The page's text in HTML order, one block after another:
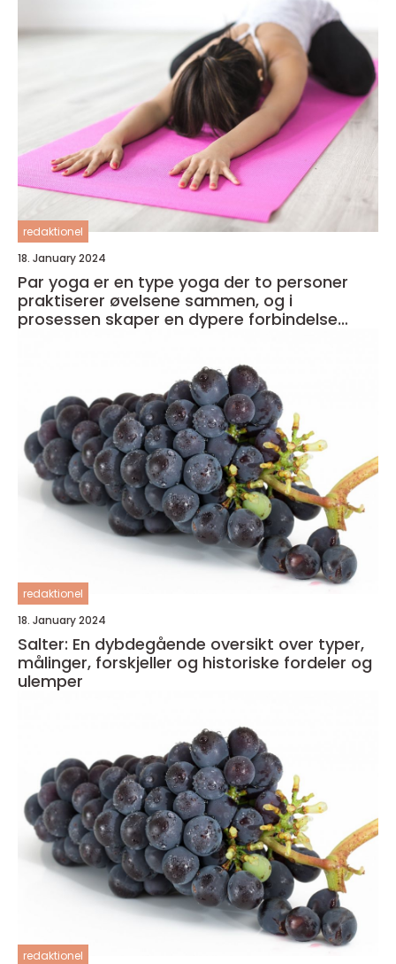
redaktionel
18. January 2024
Par yoga er en type yoga der to personer
praktiserer øvelsene sammen, og i
prosessen skaper en dypere forbindelse
redaktionel
18. January 2024
Salter: En dybdegående oversikt over typer,
målinger, forskjeller og historiske fordeler og
ulemper
redaktionel